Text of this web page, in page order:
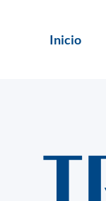
Inicio